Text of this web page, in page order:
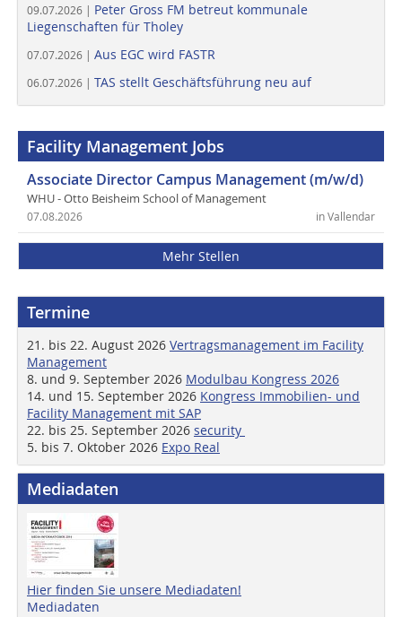
09.07.2026 | Peter Gross FM betreut kommunale
Liegenschaften für Tholey
07.07.2026 | Aus EGC wird FASTR
06.07.2026 | TAS stellt Geschäftsführung neu auf
Facility Management Jobs
Associate Director Campus Management (m/w/d)
WHU - Otto Beisheim School of Management
in Vallendar
07.08.2026
Mehr Stellen
Termine
21. bis 22. August 2026 Vertragsmanagement im Facility
Management
8. und 9. September 2026 Modulbau Kongress 2026
14. und 15. September 2026 Kongress Immobilien- und
Facility Management mit SAP
22. bis 25. September 2026 security
5. bis 7. Oktober 2026 Expo Real
Mediadaten
Hier finden Sie unsere Mediadaten!
Mediadaten